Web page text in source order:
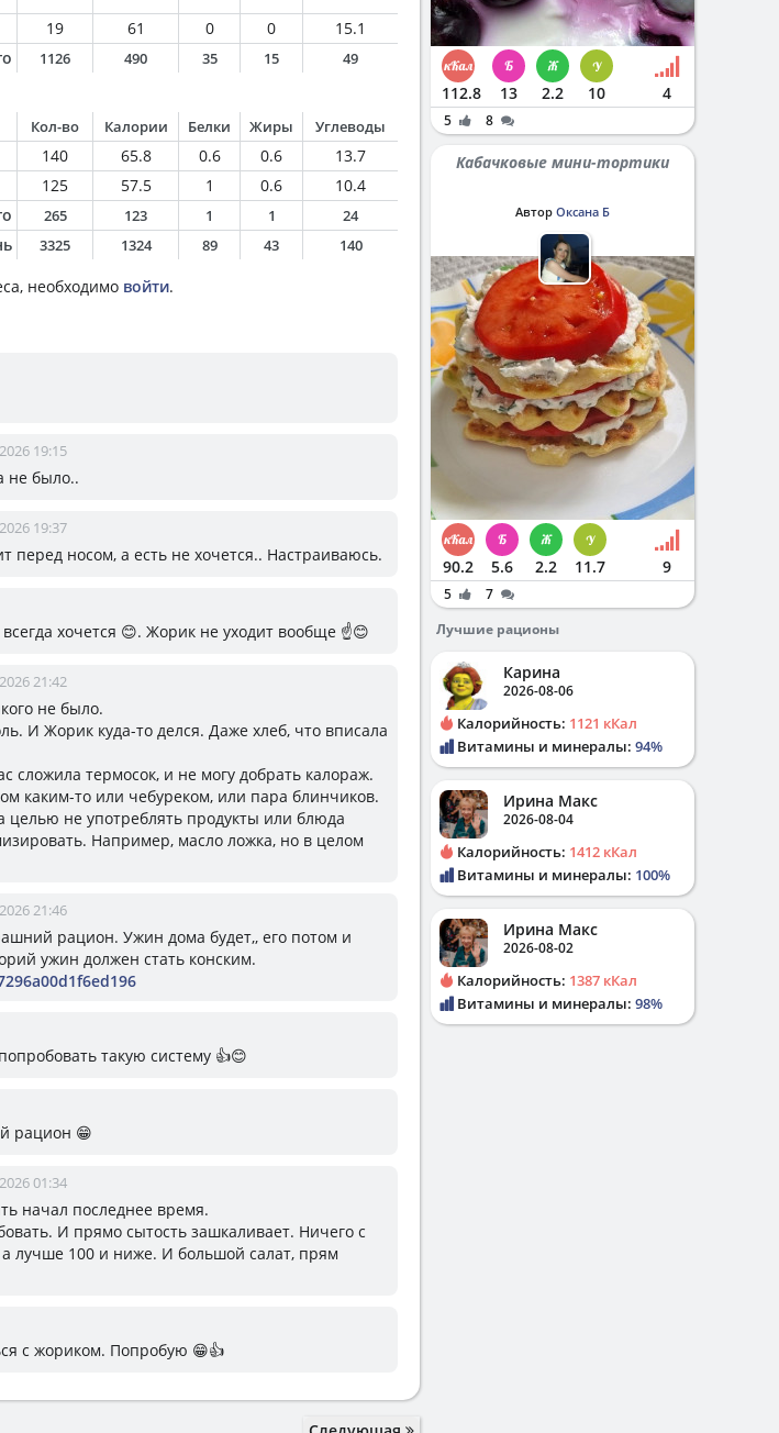
19 61 0 0
15.1
1126 490 35 15 49
Кол-во Калории Белки Жиры Углеводы
140 65.8 0.6 0.6
13.7
125 57.5 1 0.6
10.4
265 123 1 1 24
3325 1324 89 43 140
необходимо войти.
19:15
не было..
19:37
перед носом, а есть не хочется.. Настраиваюсь.
хочется 😊. Жорик не уходит вообще ☝😊
21:42
не было.
И Жорик куда-то делся. Даже хлеб, что вписала
сложила термосок, и не могу добрать калораж.
каким-то или чебуреком, или пара блинчиков.
целью не употреблять продукты или блюда
Например, масло ложка, но в целом
21:46
рацион. Ужин дома будет,, его потом и
ужин должен стать конским.
такую систему 👍😊
рацион 😁
01:34
начал последнее время.
И прямо сытость зашкаливает. Ничего с
лучше 100 и ниже. И большой салат, прям
с жориком. Попробую 😁👍
112.8 13 2.2 10 4
5 8
Кабачковые мини-тортики
Автор Оксана Б
90.2 5.6 2.2 11.7 9
5
7
Лучшие рационы
Карина
2026-08-06
Калорийность: 1121 кКал
Витамины и минералы: 94%
Ирина Макс
2026-08-04
Калорийность: 1412 кКал
Витамины и минералы: 100%
Ирина Макс
2026-08-02
Калорийность: 1387 кКал
Витамины и минералы: 98%